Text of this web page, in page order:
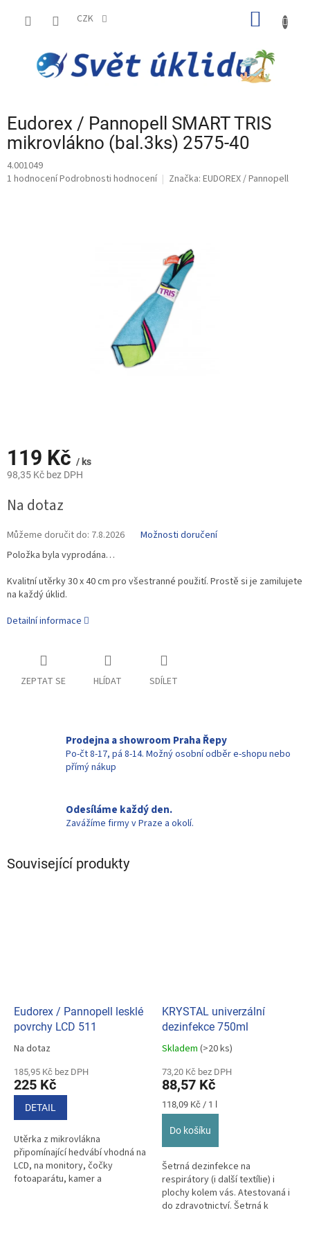
CZK
Eudorex / Pannopell SMART TRIS
mikrovlákno (bal.3ks) 2575-40
4.001049
Průměrné
1 hodnoceníPodrobnosti hodnocení Značka: EUDOREX / Pannopell
119 Kč / ks
98,35 Kč bez DPH
cena:
Na dotaz
Můžeme doručit do: 7.8.2026
Možnosti doručení
Položka byla vyprodána…
Kvalitní utěrky 30 x 40 cm pro všestranné použití. Prostě si je zamilujete
na každý úklid.
Detailní informace
ZEPTAT SE HLÍDAT SDÍLET
Prodejna a showroom Praha Řepy
Po-čt 8-17, pá 8-14. Možný osobní odběr e-shopu nebo
přímý nákup
Odesíláme každý den.
Zavážíme firmy v Praze a okolí.
Související produkty
Eudorex / Pannopell lesklé
povrchy LCD 511
Průměrné
produktu
je
5,0
hvězdiček.
Na dotaz
185,95 Kč bez DPH
225 Kč
DETAIL
Utěrka z mikrovlákna
připomínající hedvábí vhodná na
LCD, na monitory, čočky
fotoaparátu, kamer a
KRYSTAL univerzální
dezinfekce 750ml
Průměrné
produktu
je
5,0
z
Skladem (>20 ks)
73,20 Kč bez DPH
88,57 Kč
Měrná
cena:
118,09 Kč / 1 l
Do košíku
Šetrná dezinfekce na
respirátory (i další textílie) i
plochy kolem vás. Atestovaná i
do zdravotnictví. Šetrná k